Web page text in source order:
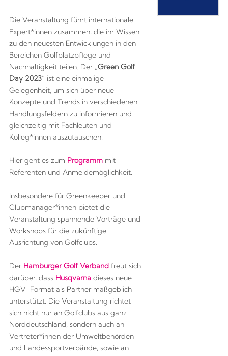
Die Veranstaltung führt internationale
Expert*innen zusammen, die ihr Wissen
zu den neuesten Entwicklungen in den
Bereichen Golfplatzpflege und
Nachhaltigkeit teilen. Der „Green Golf
Day 2023“ ist eine einmalige
Gelegenheit, um sich über neue
Konzepte und Trends in verschiedenen
Handlungsfeldern zu informieren und
gleichzeitig mit Fachleuten und
Kolleg*innen auszutauschen.
Hier geht es zum Programmmit
Referenten und Anmeldemöglichkeit.
Insbesondere für Greenkeeper und
Clubmanager*innen bietet die
Veranstaltung spannende Vorträge und
Workshops für die zukünftige
Ausrichtung von Golfclubs.
Der Hamburger Golf Verband freut sich
darüber, dass Husqvarna dieses neue
HGV-Format als Partner maßgeblich
unterstützt. Die Veranstaltung richtet
sich nicht nur an Golfclubs aus ganz
Norddeutschland, sondern auch an
Vertreter*innen der Umweltbehörden
und Landessportverbände, sowie an